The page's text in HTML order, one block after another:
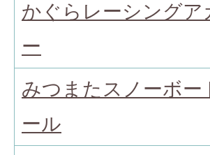
かぐらレーシングア
ー
みつまたスノーボー
ール